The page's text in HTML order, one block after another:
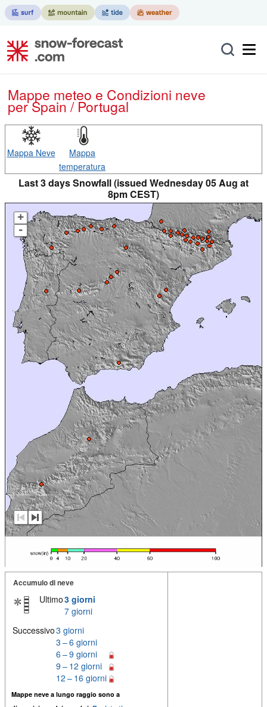
Mappe meteo e Condizioni neve
per Spain / Portugal
Mappa Neve
Mappa
temperatura
Last 3 days Snowfall (issued Wednesday 05 Aug at
8pm CEST)
+
-
Accumulo di neve
Ultimo3 giorni
7 giorni
Successivo3 giorni
3 – 6 giorni
6 – 9 giorni
9 – 12 giorni
12 – 16 giorni
Mappe neve a lungo raggio sono a